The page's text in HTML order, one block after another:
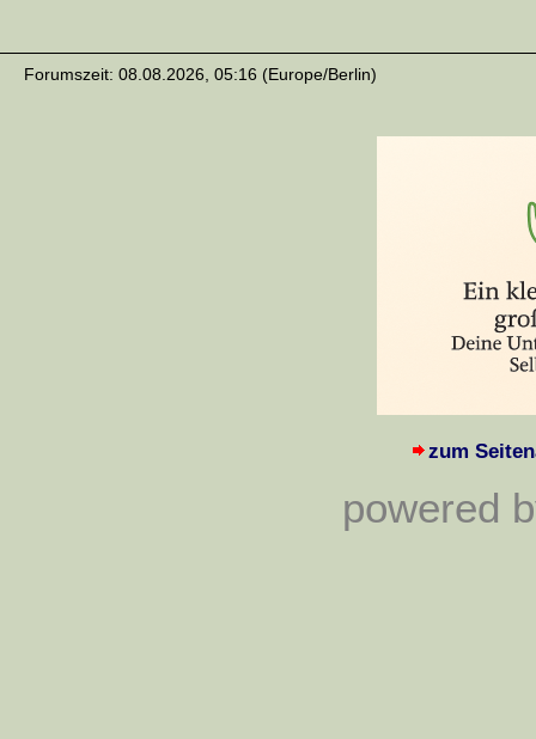
Forumszeit: 08.08.2026, 05:16 (Europe/Berlin)
zum
powered